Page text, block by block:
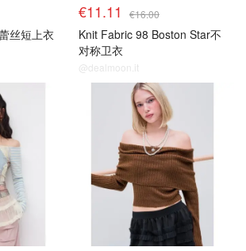
丝短上衣
€11.11 €16.00
Knit Fabric 98 Boston Star不
对称卫衣
@dealmoon.it